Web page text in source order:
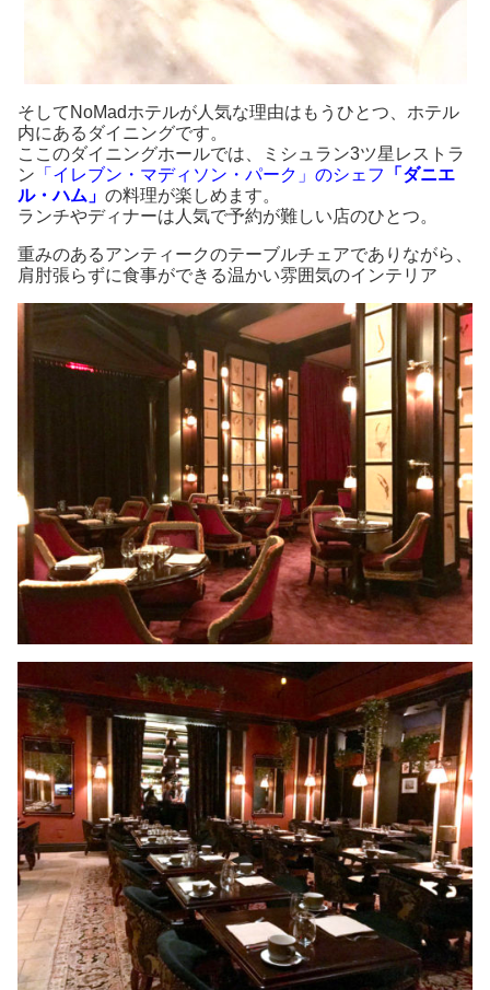
そしてNoMadホテルが人気な理由はもうひとつ、ホテル
内にあるダイニングです。
ここのダイニングホールでは、ミシュラン3ツ星レストラ
ン 「イレブン・マディソン・パーク」のシェフ
「ダニエ
ル・ハム」 の料理が楽しめます。
ランチやディナーは人気で予約が難しい店のひとつ。
重みのあるアンティークのテーブルチェアでありながら、
肩肘張らずに食事ができる温かい雰囲気のインテリア